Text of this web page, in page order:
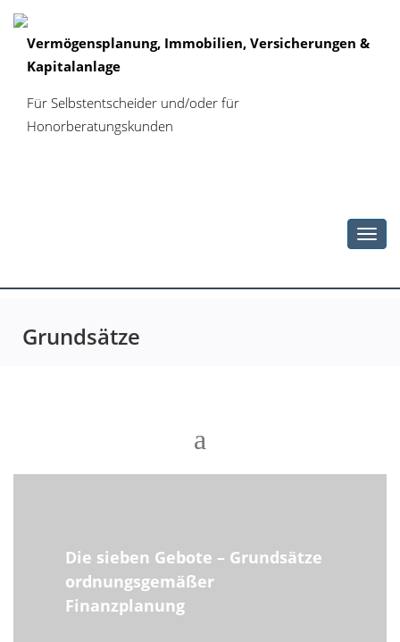
Vermögensplanung, Immobilien, Versicherungen &
Kapitalanlage
Für Selbstentscheider und/oder für
Honorberatungskunden
Grundsätze
Die sieben Gebote – Grundsätze
ordnungsgemäßer
Finanzplanung